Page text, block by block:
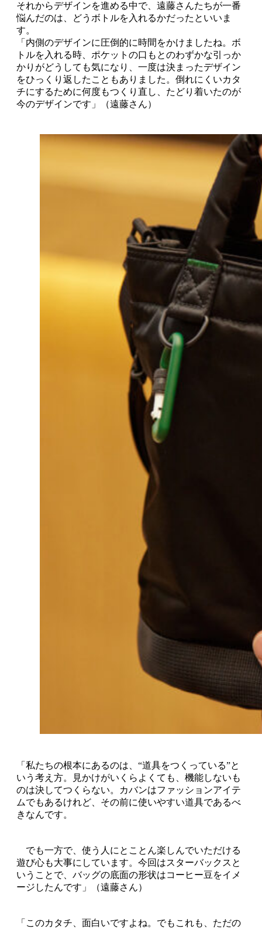
それからデザインを進める中で、遠藤さんたちが一番
悩んだのは、どうボトルを入れるかだったといいま
す。
「内側のデザインに圧倒的に時間をかけましたね。ボ
トルを入れる時、ポケットの口もとのわずかな引っか
かりがどうしても気になり、一度は決まったデザイン
をひっくり返したこともありました。倒れにくいカタ
チにするために何度もつくり直し、たどり着いたのが
今のデザインです」（遠藤さん）
「私たちの根本にあるのは、“道具をつくっている”と
いう考え方。見かけがいくらよくても、機能しないも
のは決してつくらない。カバンはファッションアイテ
ムでもあるけれど、その前に使いやすい道具であるべ
きなんです。
でも一方で、使う人にとことん楽しんでいただける
遊び心も大事にしています。今回はスターバックスと
いうことで、バッグの底面の形状はコーヒー豆をイメ
ージしたんです」（遠藤さん）
「このカタチ、面白いですよね。でもこれも、ただの